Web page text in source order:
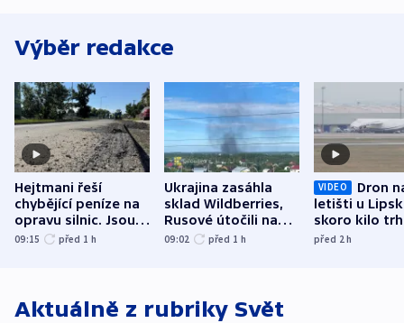
Výběr redakce
Hejtmani řeší
chybějící peníze na
opravu silnic. Jsou
nenárokové, namítá
09:15 před 1 h
Ukrajina zasáhla
sklad Wildberries,
Rusové útočili na
trh, hasiče či
09:02 před 1 h
VIDEO
Dron
letišti u
skoro kilo
indicie
před 2h
Aktuálně z rubriky Svět